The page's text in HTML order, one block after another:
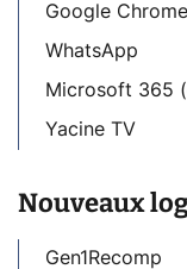
Google Chrome
WhatsApp
Microsoft 365
Yacine TV
Nouveaux
Gen1Recomp